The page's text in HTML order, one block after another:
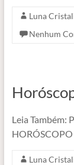
Luna
Nenhum
Leia Também:
Luna